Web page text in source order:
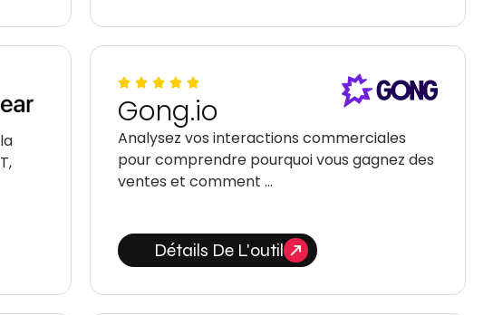
Gong.io
Analysez vos interactions commerciales
pour comprendre pourquoi vous gagnez des
ventes et comment …
Détails De L'outil